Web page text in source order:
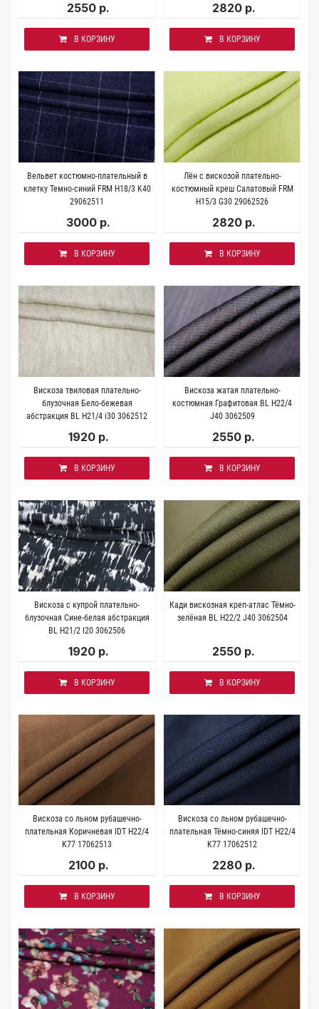
2550 р.
В КОРЗИНУ
2820 р.
В КОРЗИНУ
Вельвет костюмно-плательный в
клетку Темно-синий FRM H18/3 K40
29062511
3000 р.
В КОРЗИНУ
Лён с вискозой плательно-
костюмный креш Салатовый FRM
H15/3 G30 29062526
2820 р.
В КОРЗИНУ
Вискоза твиловая плательно-
блузочная Бело-бежевая
абстракция BL H21/4 i30 3062512
1920 р.
В КОРЗИНУ
Вискоза жатая плательно-
костюмная Графитовая BL H22/4
J40 3062509
2550 р.
В КОРЗИНУ
Вискоза с купрой плательно-
блузочная Сине-белая абстракция
BL H21/2 I20 3062506
1920 р.
В КОРЗИНУ
Кади вискозная креп-атлас Тёмно-
зелёная BL H22/2 J40 3062504
2550 р.
В КОРЗИНУ
Вискоза со льном рубашечно-
плательная Коричневая IDT H22/4
K77 17062513
2100 р.
В КОРЗИНУ
Вискоза со льном рубашечно-
плательная Тёмно-синяя IDT H22/4
K77 17062512
2280 р.
В КОРЗИНУ